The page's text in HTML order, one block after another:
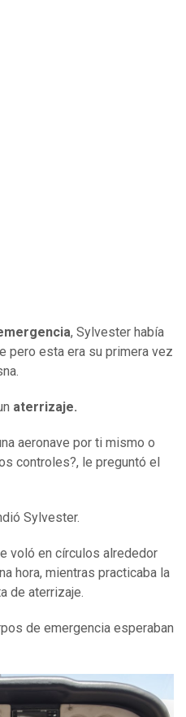
, Sylvester había
pero esta era su primera vez
aterrizaje.
aeronave por ti mismo o
controles?, le preguntó el
Sylvester.
voló en círculos alrededor
hora, mientras practicaba la
de aterrizaje.
de emergencia esperaban